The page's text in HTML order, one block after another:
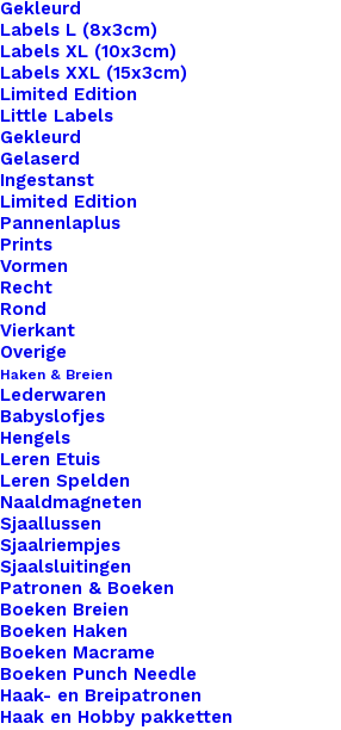
Gekleurd
Labels L (8x3cm)
Labels XL (10x3cm)
Labels XXL (15x3cm)
Limited Edition
Little Labels
Gekleurd
Gelaserd
Ingestanst
Limited Edition
Pannenlaplus
Prints
Vormen
Recht
Rond
Vierkant
Overige
Haken & Breien
Lederwaren
Babyslofjes
Hengels
Leren Etuis
Leren Spelden
Naaldmagneten
Sjaallussen
Sjaalriempjes
Sjaalsluitingen
Patronen & Boeken
Boeken Breien
Boeken Haken
Boeken Macrame
Boeken Punch Needle
Haak- en Breipatronen
Haak en Hobby pakketten
Home
Speenclip Rood
30mm
€1,25
10 op voorraad
Speenclip
Rood
30mm
aantal
Toevoegen aan verlanglijst